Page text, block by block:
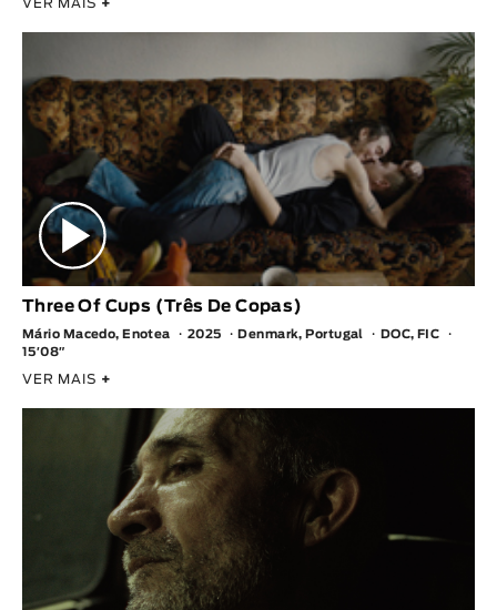
VER MAIS +
Three Of Cups (Três De Copas)
Mário Macedo, Enotea 2025 Denmark, Portugal
DOC, FIC
15′08″
VER MAIS +